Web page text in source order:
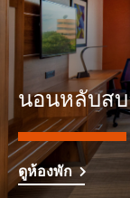
นอนหลับสบ
ดูห้องพัก